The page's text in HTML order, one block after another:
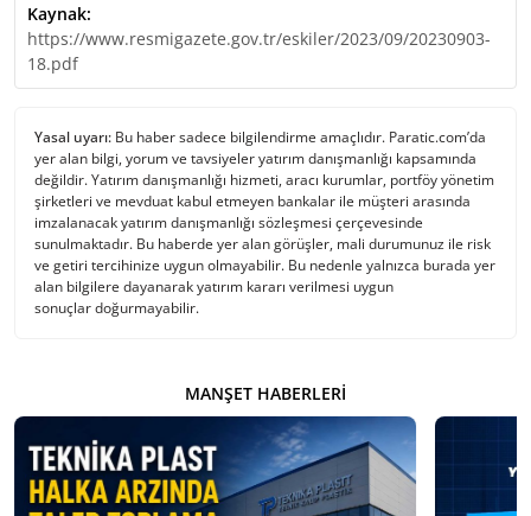
Kaynak:
https://www.resmigazete.gov.tr/eskiler/2023/09/20230903-
18.pdf
Yasal uyarı: Bu haber sadece bilgilendirme amaçlıdır. Paratic.com’da
yer alan bilgi, yorum ve tavsiyeler yatırım danışmanlığı kapsamında
değildir. Yatırım danışmanlığı hizmeti, aracı kurumlar, portföy yönetim
şirketleri ve mevduat kabul etmeyen bankalar ile müşteri arasında
imzalanacak yatırım danışmanlığı sözleşmesi çerçevesinde
sunulmaktadır. Bu haberde yer alan görüşler, mali durumunuz ile risk
ve getiri tercihinize uygun olmayabilir. Bu nedenle yalnızca burada yer
alan bilgilere dayanarak yatırım kararı verilmesi uygun
sonuçlar doğurmayabilir.
MANŞET HABERLERI